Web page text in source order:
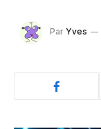
Par Yves